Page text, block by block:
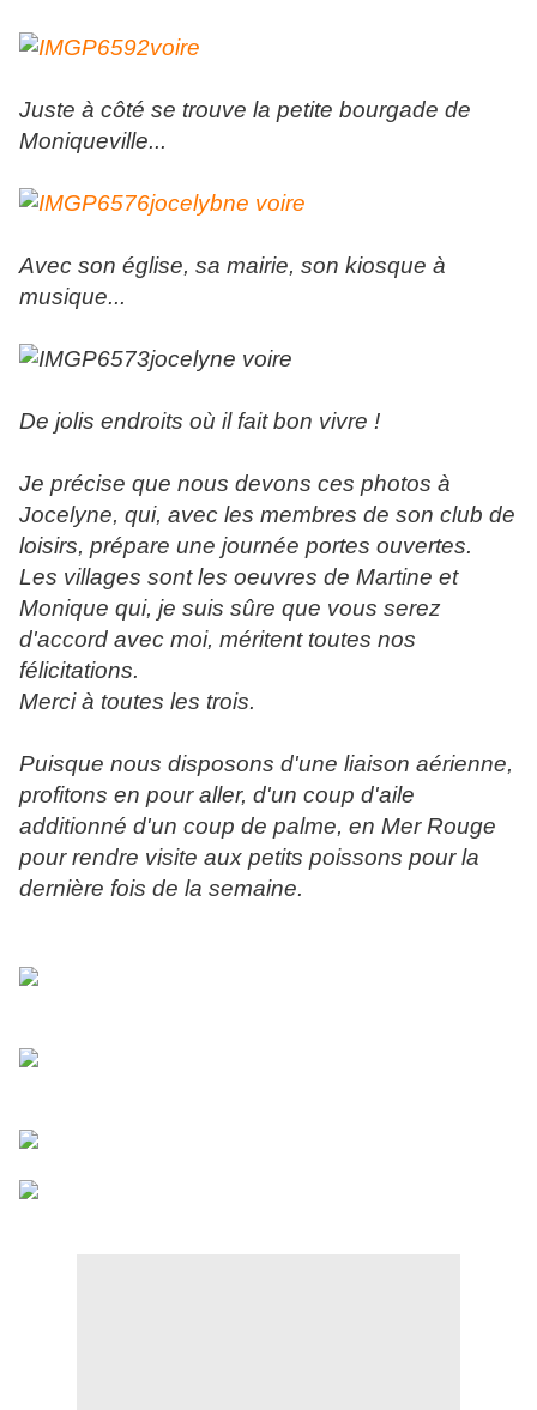
Juste à côté se trouve la petite bourgade de
Moniqueville...
Avec son église, sa mairie, son kiosque à
musique...
De jolis endroits où il fait bon vivre !
Je précise que nous devons ces photos à
Jocelyne, qui, avec les membres de son club de
loisirs, prépare une journée portes ouvertes.
Les villages sont les oeuvres de Martine et
Monique qui, je suis sûre que vous serez
d'accord avec moi, méritent toutes nos
félicitations.
Merci à toutes les trois.
Puisque nous disposons d'une liaison aérienne,
profitons en pour aller, d'un coup d'aile
additionné d'un coup de palme, en Mer Rouge
pour rendre visite aux petits poissons pour la
dernière fois de la semaine.